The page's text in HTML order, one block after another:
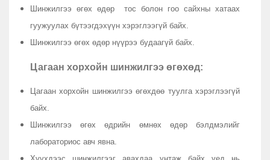
Шинжилгээ өгөх өдөр тос болон гоо сайхны хатаах
гуужуулах бүтээгдэхүүн хэрэглээгүй байх.
Шинжилгээ өгөх өдөр нүүрээ будаагүй байх.
Цагаан хорхойн шинжилгээ өгөхөд:
Цагаан хорхойн шинжилгээ өгөхдөө туулга хэрэглээгүй
байх.
Шинжилгээ өгөх өдрийн өмнөх өдөр бэлдмэлийг
лабораториос авч явна.